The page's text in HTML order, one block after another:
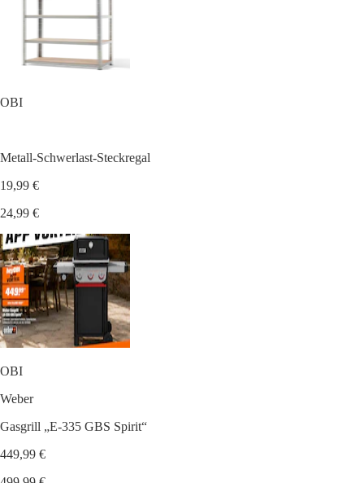
OBI
Metall-Schwerlast-Steckregal
19,99 €
24,99 €
OBI
Weber
Gasgrill „E-335 GBS Spirit“
449,99 €